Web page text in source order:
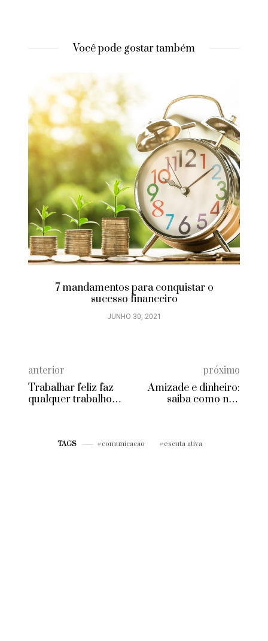
Você pode gostar também
7 mandamentos para conquistar o
sucesso financeiro
JUNHO 30, 2021
anterior
Trabalhar feliz faz
qualquer trabalho
próximo
Amizade e dinheiro:
saiba como não
TAGS comunicacao escuta ativa